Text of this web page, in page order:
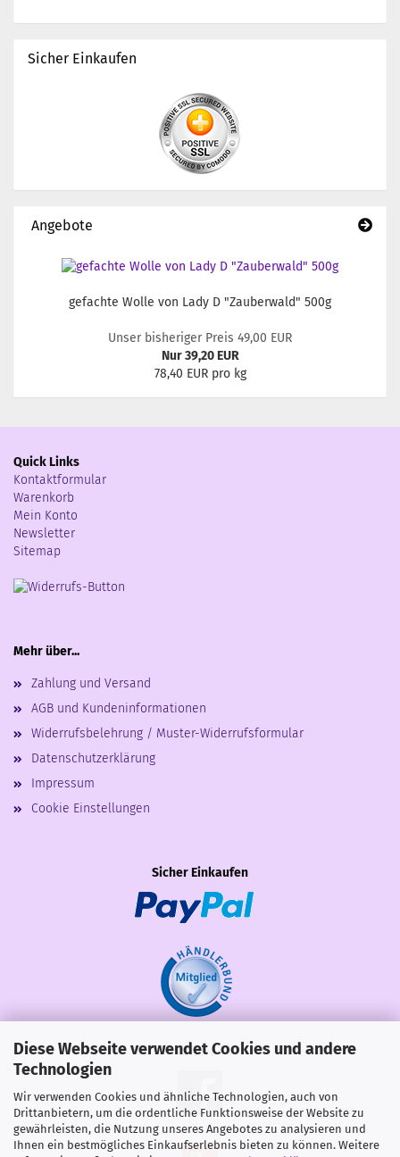
Diese Webseite verwendet Cookies und andere
Technologien
Wir verwenden Cookies und ähnliche Technologien, auch von
Drittanbietern, um die ordentliche Funktionsweise der Website zu
gewährleisten, die Nutzung unseres Angebotes zu analysieren und
Ihnen ein bestmögliches Einkaufserlebnis bieten zu können. Weitere
Sicher Einkaufen
Angebote
gefachte Wolle von Lady D "Zauberwald" 500g
Unser bisheriger Preis 49,00 EUR
Nur 39,20 EUR
78,40 EUR pro kg
Quick Links
Kontaktformular
Warenkorb
Mein Konto
Newsletter
Sitemap
Mehr über...
Zahlung und Versand
AGB und Kundeninformationen
Widerrufsbelehrung / Muster-Widerrufsformular
Datenschutzerklärung
Impressum
Cookie Einstellungen
Sicher Einkaufen
Share